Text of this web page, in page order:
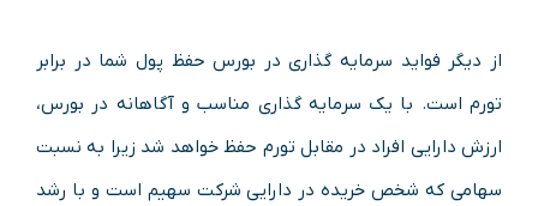
از دیگر فواید سرمایه گذاری در بورس حفظ پول شما در برابر
تورم است. با یک سرمایه گذاری مناسب و آگاهانه در بورس،
ارزش دارایی افراد در مقابل تورم حفظ خواهد شد زیرا به نسبت
سهامی که شخص خریده در دارایی شرکت سهیم است و با رشد